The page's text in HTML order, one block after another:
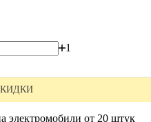
1
электромобили от 20 штук